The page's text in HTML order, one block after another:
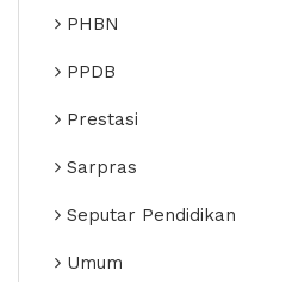
PHBN
PPDB
Prestasi
Sarpras
Seputar Pendidikan
Umum